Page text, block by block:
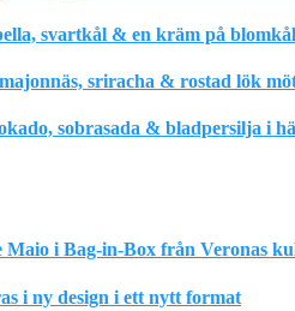
svartkål & en kräm på
sriracha & rostad lök
sobrasada & bladpersilja i
Maio i Bag-in-Box från Veronas
i ny design i ett nytt format